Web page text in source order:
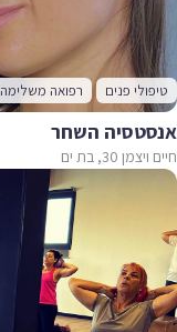
טיפולי פנים רפואה משלימה
אנסטסיה השחר
חיים ויצמן 30, בת ים